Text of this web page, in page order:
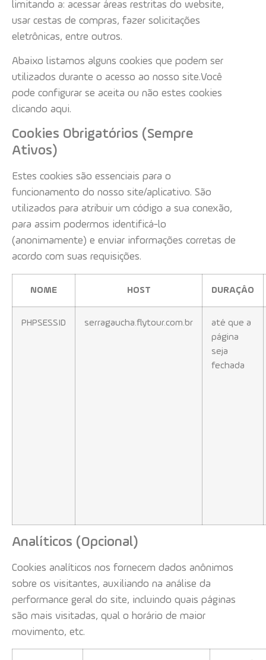
limitando a: acessar áreas restritas do website,
usar cestas de compras, fazer solicitações
eletrônicas, entre outros.
Abaixo listamos alguns cookies que podem ser
utilizados durante o acesso ao nosso site.Você
pode configurar se aceita ou não estes cookies
clicando aqui.
Cookies Obrigatórios (Sempre
Ativos)
Estes cookies são essenciais para o
funcionamento do nosso site/aplicativo. São
utilizados para atribuir um código a sua conexão,
para assim podermos identificá-lo
(anonimamente) e enviar informações corretas de
acordo com suas requisições.
NOME HOST DURAÇÂO
PHPSESSID serragaucha.flytour.com.br
até que a
página
seja
fechada
Analíticos (Opcional)
Cookies analíticos nos fornecem dados anônimos
sobre os visitantes, auxiliando na análise da
performance geral do site, incluindo quais páginas
são mais visitadas, qual o horário de maior
movimento, etc.